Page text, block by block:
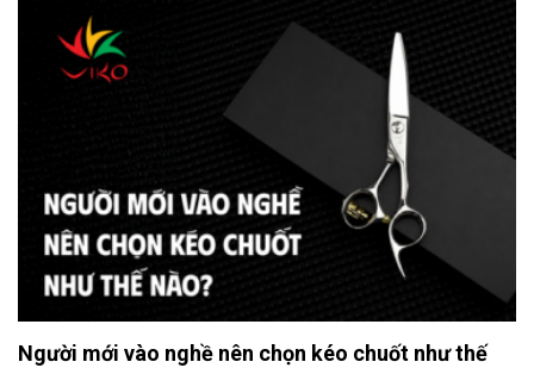
Người mới vào nghề nên chọn kéo chuốt như thế